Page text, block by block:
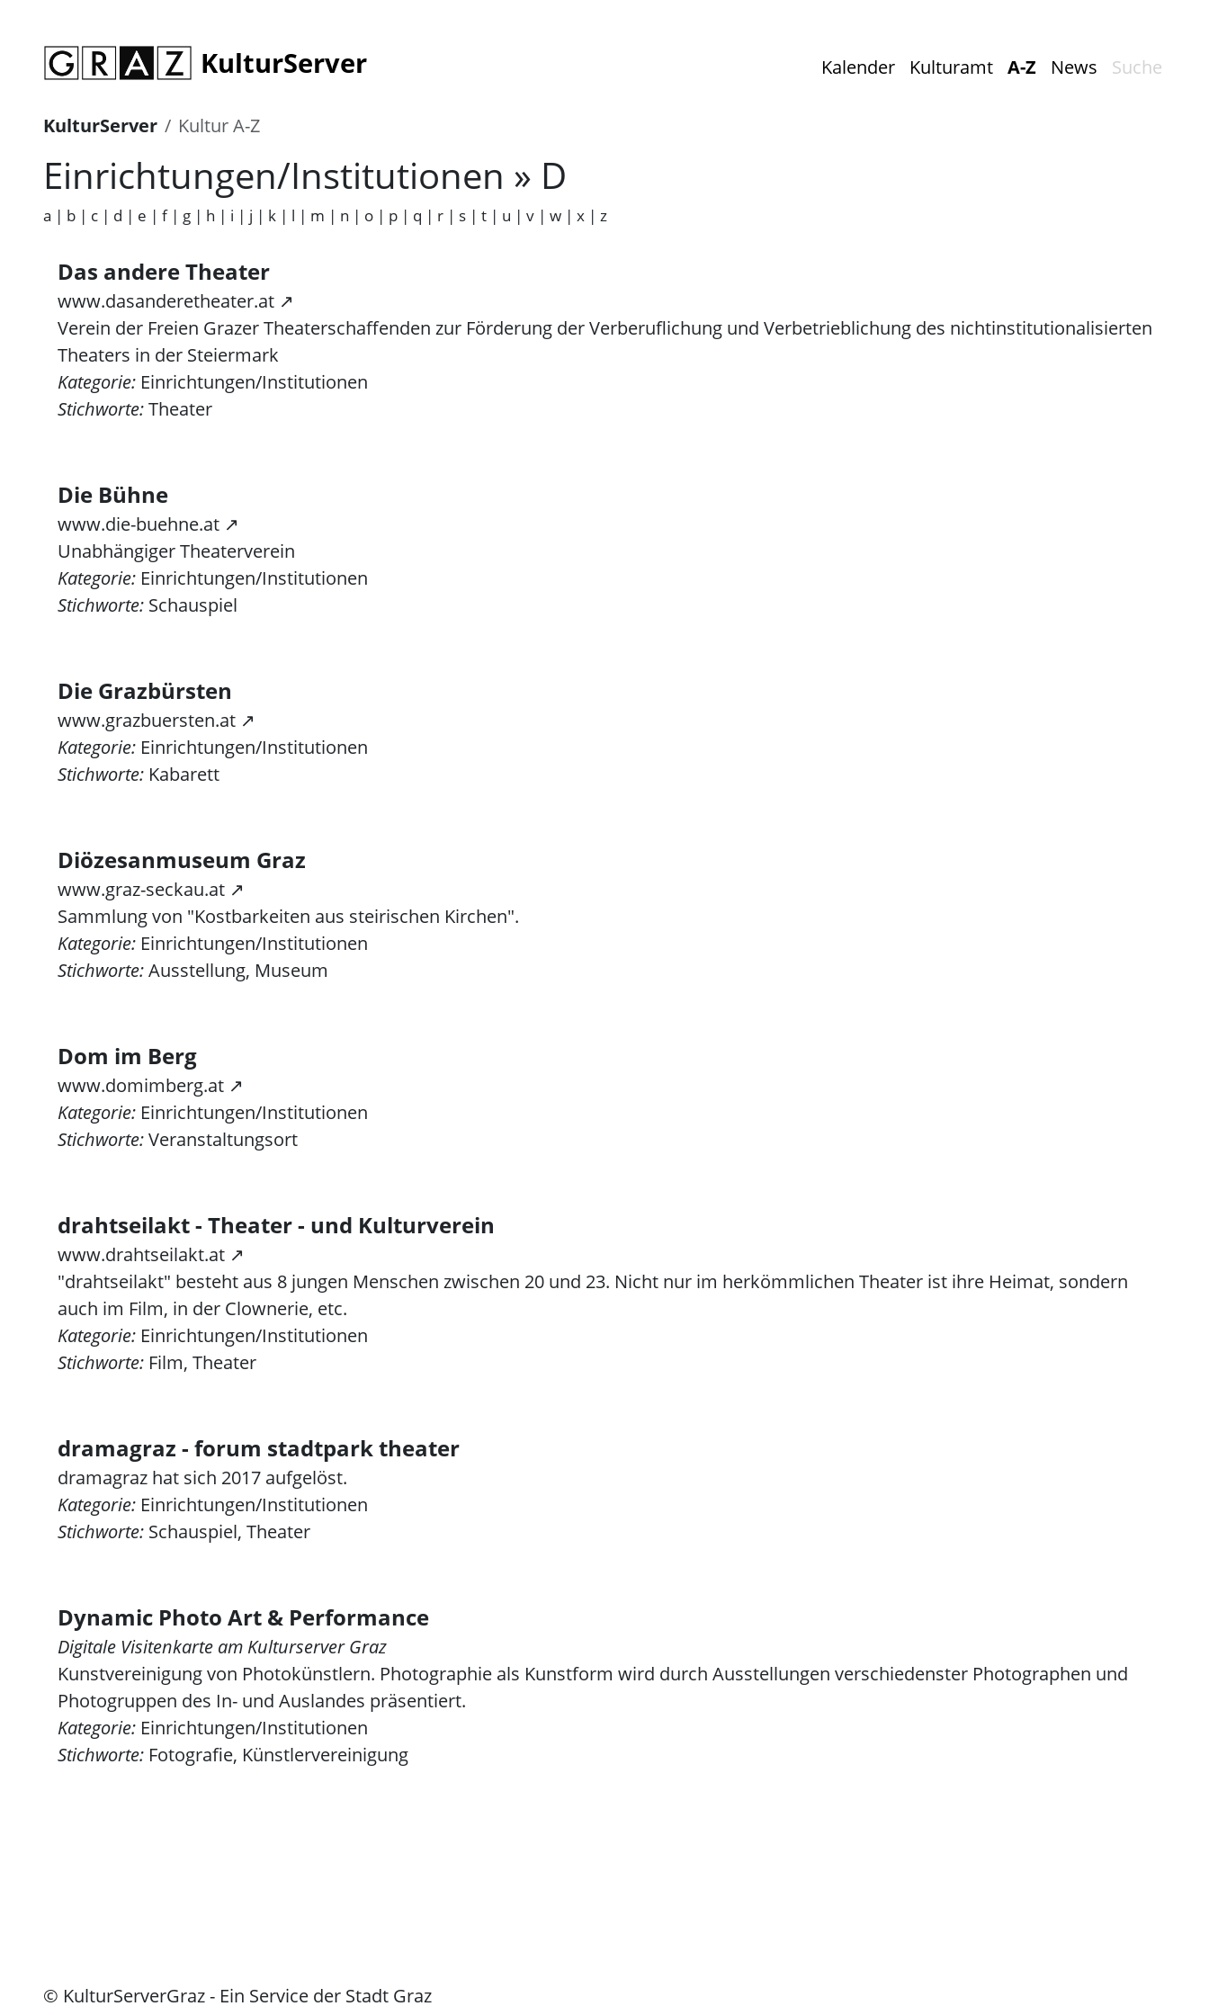
KulturServer Kalender Kulturamt A-Z News Suche
KulturServer Kultur A-Z
Einrichtungen/Institutionen » D
a | b | c | d | e | f| g | h | i | j | k | l | m | n | o | p | q | r | s | t | u | v | w | x | z
Das andere Theater
www.dasanderetheater.at ↗
Verein der Freien Grazer Theaterschaffenden zur Förderung der Verberuflichung und Verbetrieblichung des nichtinstitutionalisierten
Theaters in der Steiermark
Kategorie: Einrichtungen/Institutionen
Stichworte:Theater
Die Bühne
www.die-buehne.at ↗
Unabhängiger Theaterverein
Kategorie: Einrichtungen/Institutionen
Stichworte: Schauspiel
Die Grazbürsten
www.grazbuersten.at ↗
Kategorie: Einrichtungen/Institutionen
Stichworte: Kabarett
Diözesanmuseum Graz
www.graz-seckau.at ↗
Sammlung von "Kostbarkeiten aus steirischen Kirchen".
Kategorie: Einrichtungen/Institutionen
Stichworte:Ausstellung, Museum
Dom im Berg
www.domimberg.at ↗
Kategorie: Einrichtungen/Institutionen
Stichworte:Veranstaltungsort
drahtseilakt - Theater - und Kulturverein
www.drahtseilakt.at ↗
"drahtseilakt" besteht aus 8 jungen Menschen zwischen 20 und 23. Nicht nur im herkömmlichen Theater ist ihre Heimat, sondern
auch im Film, in der Clownerie, etc.
Kategorie: Einrichtungen/Institutionen
Stichworte: Film, Theater
dramagraz - forum stadtpark theater
dramagraz hat sich 2017 aufgelöst.
Kategorie: Einrichtungen/Institutionen
Stichworte: Schauspiel, Theater
Dynamic Photo Art & Performance
Digitale Visitenkarte am Kulturserver Graz
Kunstvereinigung von Photokünstlern. Photographie als Kunstform wird durch Ausstellungen verschiedenster Photographen und
Photogruppen des In- und Auslandes präsentiert.
Kategorie: Einrichtungen/Institutionen
Stichworte: Fotografie, Künstlervereinigung
© KulturServerGraz - Ein Service der Stadt Graz